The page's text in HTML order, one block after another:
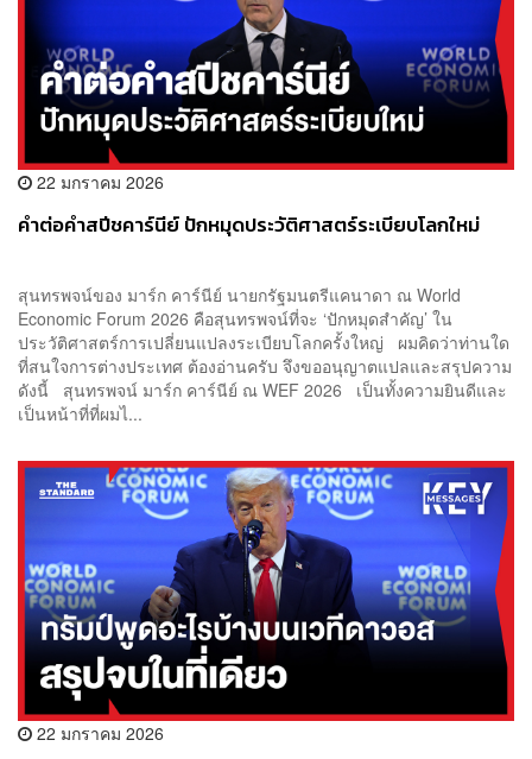
22 มกราคม 2026
คำต่อคำสปีชคาร์นีย์ ปักหมุดประวัติศาสตร์ระเบียบโลกใหม่
สุนทรพจน์ของ มาร์ก คาร์นีย์ นายกรัฐมนตรีแคนาดา ณ​ World
Economic Forum 2026 คือสุนทรพจน์ที่จะ ‘ปักหมุดสำคัญ’ ใน
ประวัติศาสตร์การเปลี่ยนแปลงระเบียบโลกครั้งใหญ่ ผมคิดว่าท่านใด
ที่สนใจการต่างประเทศ ต้องอ่านครับ จึงขออนุญาตแปลและสรุปความ
ดังนี้ สุนทรพจน์ มาร์ก คาร์นีย์ ณ WEF 2026 เป็นทั้งความยินดีและ
เป็นหน้าที่ที่ผมไ...
22 มกราคม 2026